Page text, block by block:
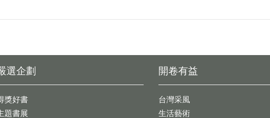
開卷有益
台灣采風
生活藝術
選企劃
獎好書
題書展